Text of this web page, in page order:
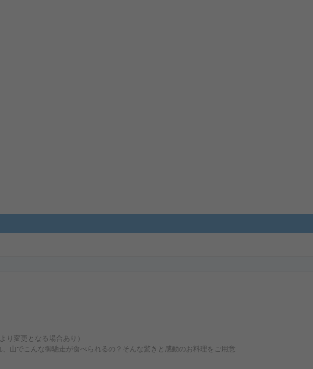
り変更となる場合あり）
山でこんな御馳走が食べられるの？そんな驚きと感動のお料理をご用意